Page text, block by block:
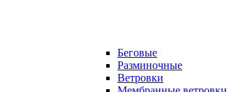
Беговые
Разминочные
Ветровки